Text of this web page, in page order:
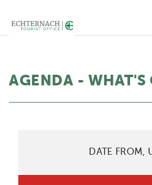
AGENDA - WHAT'S
DATE FROM,